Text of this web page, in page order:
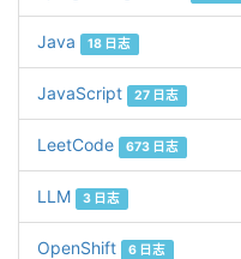
Java 18 日志
JavaScript 27 日志
LeetCode 673 日志
LLM 3 日志
OpenShift 6 日志